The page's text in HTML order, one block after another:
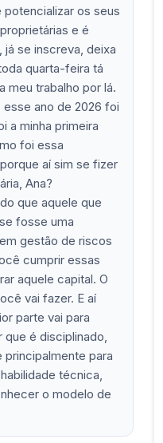
os seus
e é
se inscreva, deixa
quarta-feira tá
meu trabalho por lá.
esse ano de 2026 foi
a minha primeira
foi essa
aí sim se fizer
Ana?
que aquele que
fosse uma
gestão de riscos
cumprir essas
aquele capital. O
vai fazer. E aí
parte vai para
que é disciplinado,
para
técnica,
o modelo de